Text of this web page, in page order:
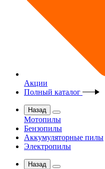
Акции
Полный каталог
Назад
Мотопилы
Бензопилы
Аккумуляторные пилы
Электропилы
Назад